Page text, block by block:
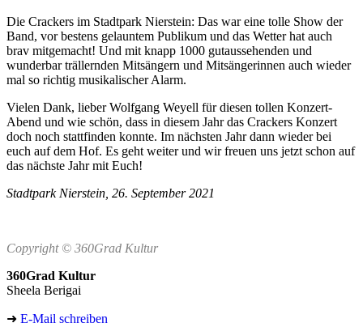
Die Crackers im Stadtpark Nierstein: Das war eine tolle Show der
Band, vor bestens gelauntem Publikum und das Wetter hat auch
brav mitgemacht! Und mit knapp 1000 gutaussehenden und
wunderbar trällernden Mitsängern und Mitsängerinnen auch wieder
mal so richtig musikalischer Alarm.
Vielen Dank, lieber Wolfgang Weyell für diesen tollen Konzert-
Abend und wie schön, dass in diesem Jahr das Crackers Konzert
doch noch stattfinden konnte. Im nächsten Jahr dann wieder bei
euch auf dem Hof. Es geht weiter und wir freuen uns jetzt schon auf
das nächste Jahr mit Euch!
Stadtpark Nierstein, 26. September 2021
Copyright © 360Grad Kultur
360Grad Kultur
Sheela Berigai
➜ E-Mail schreiben